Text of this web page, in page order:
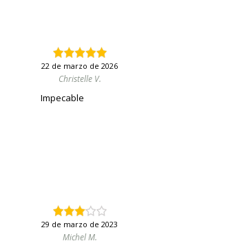
22 de marzo de 2026
Christelle V.
Impecable
29 de marzo de 2023
Michel M.